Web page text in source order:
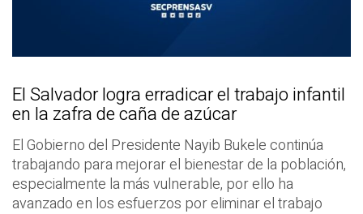
El Salvador logra erradicar el trabajo infantil
en la zafra de caña de azúcar
El Gobierno del Presidente Nayib Bukele continúa
trabajando para mejorar el bienestar de la población,
especialmente la más vulnerable, por ello ha
avanzado en los esfuerzos por eliminar el trabajo